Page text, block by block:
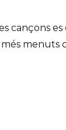
cançons es
menuts